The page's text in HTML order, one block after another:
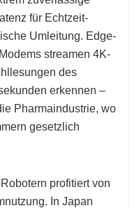
für Echtzeit-
Umleitung. Edge-
streamen 4K-
des
erkennen –
Pharmaindustrie, wo
gesetzlich
profitiert von
In Japan